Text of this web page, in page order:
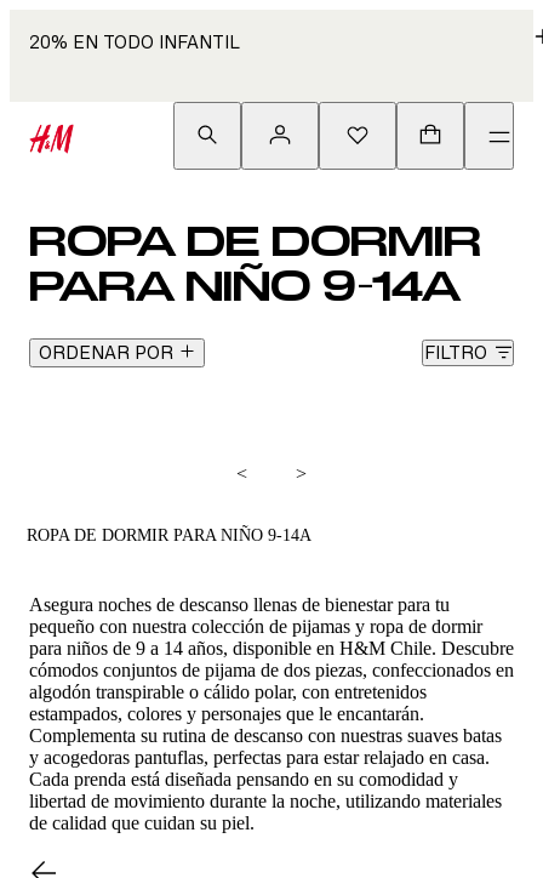
20% EN TODO INFANTIL
ROPA DE DORMIR
PARA NIÑO 9-14A
ORDENAR POR FILTRO
< >
ROPA DE DORMIR PARA NIÑO 9-14A
Asegura noches de descanso llenas de bienestar para tu
pequeño con nuestra colección de pijamas y ropa de dormir
para niños de 9 a 14 años, disponible en H&M Chile. Descubre
cómodos conjuntos de pijama de dos piezas, confeccionados en
algodón transpirable o cálido polar, con entretenidos
estampados, colores y personajes que le encantarán.
Complementa su rutina de descanso con nuestras suaves batas
y acogedoras pantuflas, perfectas para estar relajado en casa.
Cada prenda está diseñada pensando en su comodidad y
libertad de movimiento durante la noche, utilizando materiales
de calidad que cuidan su piel.